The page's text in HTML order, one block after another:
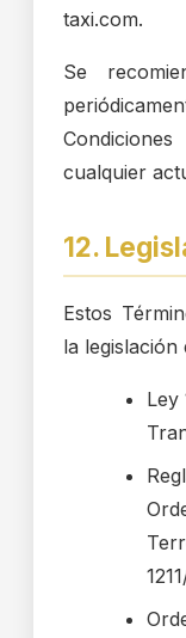
taxi.com.
Se
cualquier
12.
Estos
la
Ley